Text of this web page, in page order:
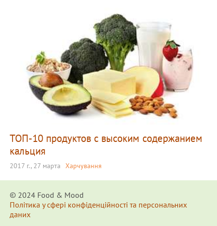
ТОП-10 продуктов с высоким содержанием
кальция
2017 г., 27 марта Харчування
© 2024 Food & Мood
Політика у сфері конфіденційності та персональних
даних